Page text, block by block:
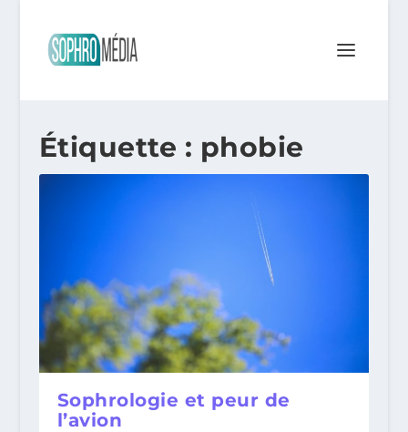
Étiquette : phobie
Sophrologie et peur de
l’avion